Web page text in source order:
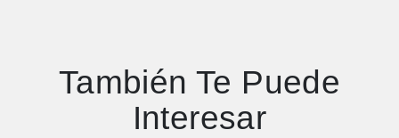
También Te Puede
Interesar